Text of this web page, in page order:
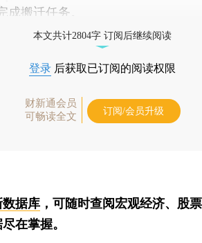
搬迁任务。
本文共计2804字 订阅后继续阅读
登录 后获取已订阅的阅读权限
财新通会员
可畅读全文
订阅/会员升级
数据库 ，可随时查阅宏观经济、股
在掌握。